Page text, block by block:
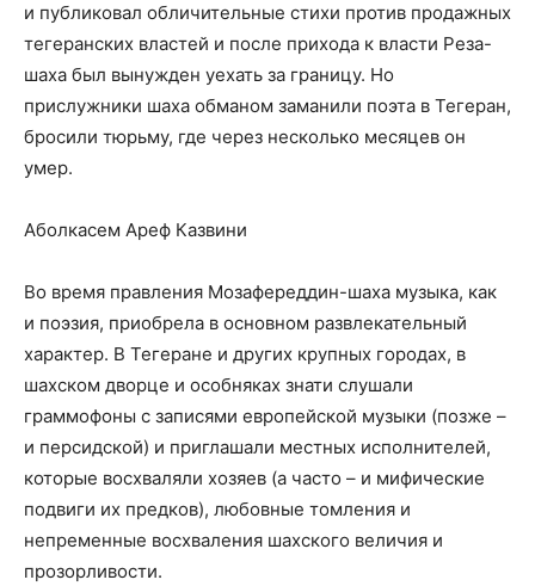
и публиковал обличительные стихи против продажных
тегеранских властей и после прихода к власти Реза-
шаха был вынужден уехать за границу. Но
прислужники шаха обманом заманили поэта в Тегеран,
бросили тюрьму, где через несколько месяцев он
умер.
Аболкасем Ареф Казвини
Во время правления Мозафереддин-шаха музыка, как
и поэзия, приобрела в основном развлекательный
характер. В Тегеране и других крупных городах, в
шахском дворце и особняках знати слушали
граммофоны с записями европейской музыки (позже –
и персидской) и приглашали местных исполнителей,
которые восхваляли хозяев (а часто – и мифические
подвиги их предков), любовные томления и
непременные восхваления шахского величия и
прозорливости.